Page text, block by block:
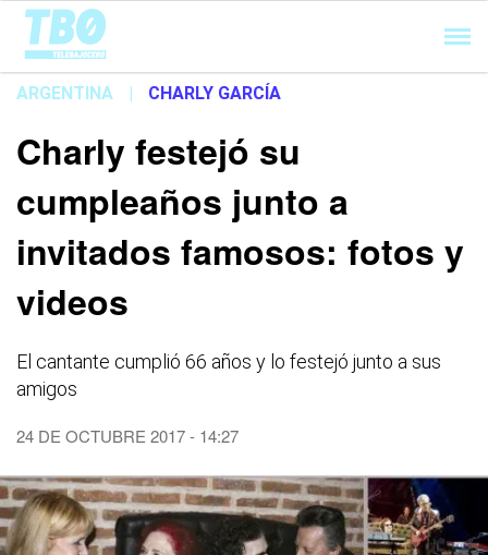
Cargando...
ARGENTINA | CHARLY GARCÍA
Charly festejó su
cumpleaños junto a
invitados famosos: fotos y
videos
El cantante cumplió 66 años y lo festejó junto a sus
amigos
24 DE OCTUBRE 2017 - 14:27